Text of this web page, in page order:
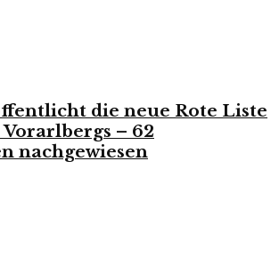
die neue Rote Liste
– 62
nachgewiesen